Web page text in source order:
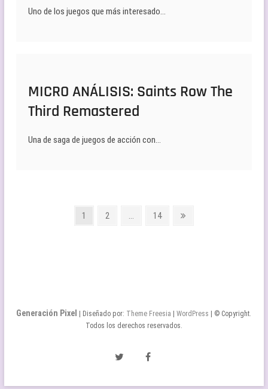
Uno de los juegos que más interesado…
MICRO ANÁLISIS: Saints Row The
Third Remastered
Una de saga de juegos de acción con…
Página
1 Página
2 … Página
14
Página
Generación Pixel | Diseñado por: Theme Freesia |WordPress
| © Copyright.
Todos los derechos reservados.
TwitterFacebook